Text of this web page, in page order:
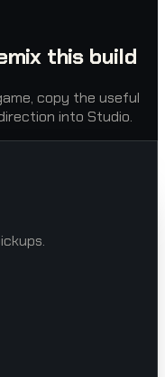
this build
copy the useful
into Studio.